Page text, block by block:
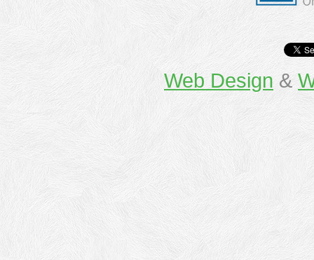
Web Design &